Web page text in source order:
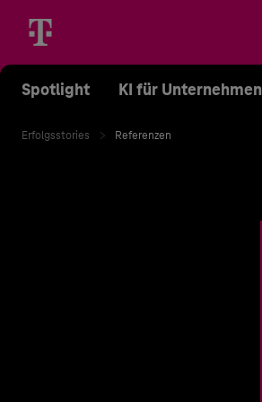
Spotlight KI für Unternehmen
Erfolgsstories Referenzen